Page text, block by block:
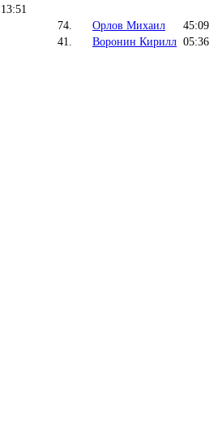
13:51
74.
Орлов Михаил
45:09
41.
Воронин Кирилл 05:36